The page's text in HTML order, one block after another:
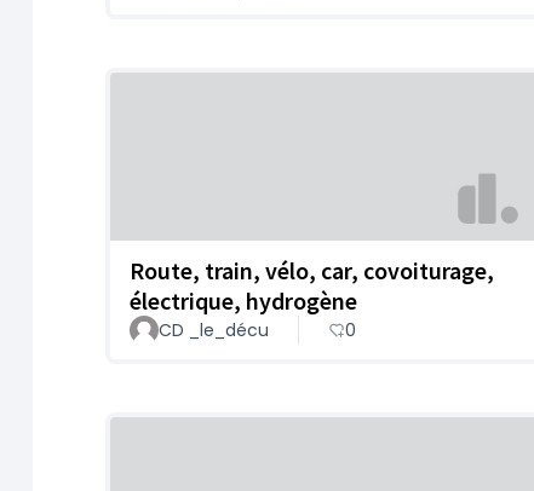
Route, train, vélo, car, covoiturage,
électrique, hydrogène
CD _le_décu 0